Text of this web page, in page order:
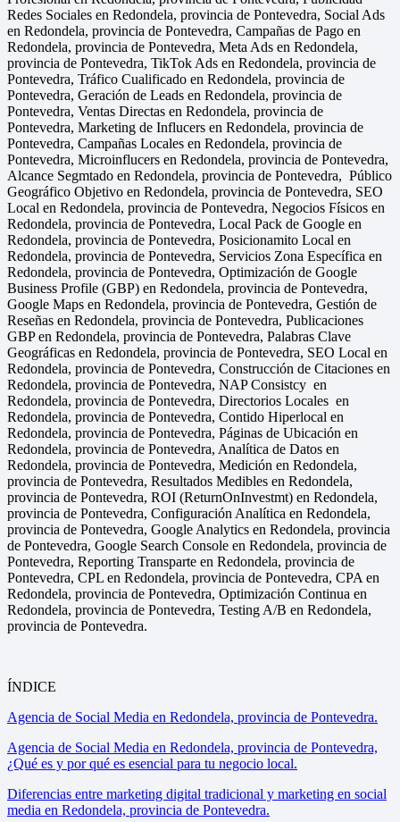
Redes Sociales en Redondela, provincia de Pontevedra, Social Ads
en Redondela, provincia de Pontevedra, Campañas de Pago en
Redondela, provincia de Pontevedra, Meta Ads en Redondela,
provincia de Pontevedra, TikTok Ads en Redondela, provincia de
Pontevedra, Tráfico Cualificado en Redondela, provincia de
Pontevedra, Geración de Leads en Redondela, provincia de
Pontevedra, Ventas Directas en Redondela, provincia de
Pontevedra, Marketing de Influcers en Redondela, provincia de
Pontevedra, Campañas Locales en Redondela, provincia de
Pontevedra, Microinflucers en Redondela, provincia de Pontevedra,
Alcance Segmtado en Redondela, provincia de Pontevedra, Público
Geográfico Objetivo en Redondela, provincia de Pontevedra, SEO
Local en Redondela, provincia de Pontevedra, Negocios Físicos en
Redondela, provincia de Pontevedra, Local Pack de Google en
Redondela, provincia de Pontevedra, Posicionamito Local en
Redondela, provincia de Pontevedra, Servicios Zona Específica en
Redondela, provincia de Pontevedra, Optimización de Google
Business Profile (GBP) en Redondela, provincia de Pontevedra,
Google Maps en Redondela, provincia de Pontevedra, Gestión de
Reseñas en Redondela, provincia de Pontevedra, Publicaciones
GBP en Redondela, provincia de Pontevedra, Palabras Clave
Geográficas en Redondela, provincia de Pontevedra, SEO Local en
Redondela, provincia de Pontevedra, Construcción de Citaciones en
Redondela, provincia de Pontevedra, NAP Consistcy en
Redondela, provincia de Pontevedra, Directorios Locales en
Redondela, provincia de Pontevedra, Contido Hiperlocal en
Redondela, provincia de Pontevedra, Páginas de Ubicación en
Redondela, provincia de Pontevedra, Analítica de Datos en
Redondela, provincia de Pontevedra, Medición en Redondela,
provincia de Pontevedra, Resultados Medibles en Redondela,
provincia de Pontevedra, ROI (ReturnOnInvestmt) en Redondela,
provincia de Pontevedra, Configuración Analítica en Redondela,
provincia de Pontevedra, Google Analytics en Redondela, provincia
de Pontevedra, Google Search Console en Redondela, provincia de
Pontevedra, Reporting Transparte en Redondela, provincia de
Pontevedra, CPL en Redondela, provincia de Pontevedra, CPA en
Redondela, provincia de Pontevedra, Optimización Continua en
Redondela, provincia de Pontevedra, Testing A/B en Redondela,
provincia de Pontevedra.
ÍNDICE
Agencia de Social Media en Redondela, provincia de Pontevedra.
Agencia de Social Media en Redondela, provincia de Pontevedra,
¿Qué es y por qué es esencial para tu negocio local.
Diferencias entre marketing digital tradicional y marketing en social
media en Redondela, provincia de Pontevedra.